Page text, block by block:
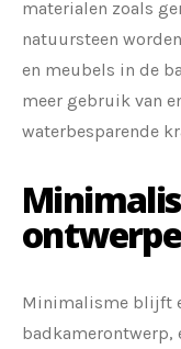
materialen zoals
natuursteen
en meubels in de
meer gebruik van
waterbesparende
Minimalisme blijft
badkamerontwerp,